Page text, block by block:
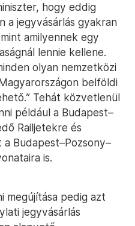
hogy eddig
a jegyvásárlás gyakran
amilyennek egy
lennie kellene.
olyan nemzetközi
belföldi
Tehát közvetlenül
például a Budapest–
Railjetekre és
a Budapest–Pozsony–
is.
megújítása pedig azt
jegyvásárlás